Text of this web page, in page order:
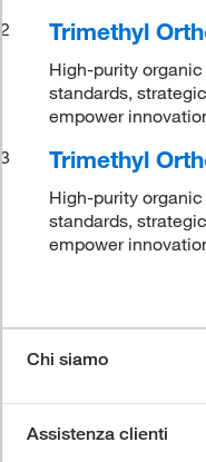
2
Trimethyl
High-purity
standards,
empower
3
Trimethyl
High-purity
standards,
empower
Chi siamo
Assistenza clienti